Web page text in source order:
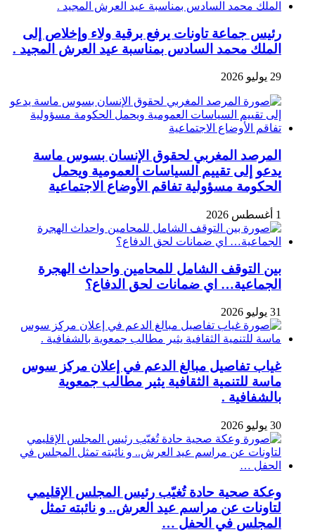
رئيس جماعة تاونات يرفع برقية ولاء وإخلاص إلى
الملك محمد السادس بمناسبة عيد العرش المجيد .
29 يوليو 2026
المرصد المغربي لحقوق الإنسان بسوس ماسة
يدعو إلى تقييم السياسات العمومية ويحمل
الحكومة مسؤولية تفاقم الأوضاع الاجتماعية
1 أغسطس 2026
بين التوقف الشامل للمحامين واحداث الهجرة
الجماعية… اي ضمانات لحق الدفاع؟
31 يوليو 2026
غياب تفاصيل مبالغ الدعم في إعلان مركز سوس
ماسة للتنمية الثقافية يثير مطالب جمعوية
بالشفافية .
30 يوليو 2026
وعكة صحية حادة تُغيّب رئيس المجلس الإقليمي
لتاونات عن مراسم عيد العرش.. و نائبته تمثل
المجلس في الحفل …